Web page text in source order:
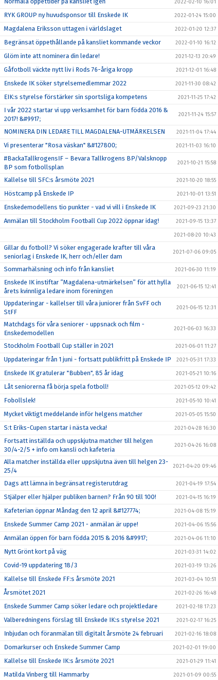
2022-02-10 16:01
RYK GROUP ny huvudsponsor till Enskede IK 2022-01-24 15:00
Magdalena Eriksson uttagen i världslaget 2022-01-20 12:37
Begränsat öppethållande på kansliet kommande veckor 2022-01-10 16:12
Glöm inte att nominera din ledare! 2021-12-13 20:49
Gåfotboll väckte nytt liv i Rods 76-åriga kropp 2021-12-01 16:48
Enskede IK söker styrelsemedlemmar 2022 2021-11-30 08:42
EIK:s styrelse förstärker sin sportsliga kompetens 2021-11-25 17:42
I vår 2022 startar vi upp verksamhet för barn födda 2016 &
2017! &#9917;
2021-11-24 15:57
NOMINERA DIN LEDARE TILL MAGDALENA-UTMÄRKELSEN 2021-11-04 17:44
Vi presenterar "Rosa väskan" &#127800; 2021-11-03 16:10
#BackaTallkrogensIF – Bevara Tallkrogens BP/Valsknopp
BP som fotbollsplan
2021-10-21 15:58
Kallelse till SFC:s årsmöte 2021 2021-10-20 18:55
Höstcamp på Enskede IP 2021-10-01 13:51
Enskedemodellens tio punkter - vad vi vill i Enskede IK 2021-09-23 21:30
Anmälan till Stockholm Football Cup 2022 öppnar idag! 2021-09-15 13:37
2021-08-20 10:43
Gillar du fotboll? Vi söker engagerade krafter till våra
seniorlag i Enskede IK, herr och/eller dam
2021-07-06 09:05
Sommarhälsning och info från kansliet 2021-06-30 11:19
Enskede IK instiftar ”Magdalena-utmärkelsen” för att hylla
årets kvinnliga ledare inom föreningen
2021-06-15 12:41
Uppdateringar - kallelser till våra juniorer från SvFF och
StFF
2021-06-15 12:31
Matchdags för våra seniorer - uppsnack och film -
Enskedemodellen
2021-06-03 16:33
Stockholm Football Cup ställer in 2021 2021-06-01 11:27
Uppdateringar från 1 juni - fortsatt publikfritt på Enskede IP 2021-05-31 17:33
Enskede IK gratulerar "Bubben", 85 år idag 2021-05-21 10:16
Låt seniorerna få börja spela fotboll! 2021-05-12 09:42
Fobollslek! 2021-05-10 10:41
Mycket viktigt meddelande inför helgens matcher 2021-05-05 15:50
S:t Eriks-Cupen startar i nästa vecka! 2021-04-28 16:30
Fortsatt inställda och uppskjutna matcher till helgen
30/4-2/5 + info om kansli och kafeteria
2021-04-26 16:08
Alla matcher inställda eller uppskjutna även till helgen 23-
25/4
2021-04-20 09:46
Dags att lämna in begränsat registerutdrag 2021-04-19 17:54
Stjälper eller hjälper publiken barnen? Från 90 till 100! 2021-04-15 16:19
Kafeterian öppnar Måndag den 12 april &#127774; 2021-04-08 15:19
Enskede Summer Camp 2021 - anmälan är uppe! 2021-04-06 15:56
Anmälan öppen för barn födda 2015 & 2016 &#9917; 2021-04-06 11:10
Nytt Grönt kort på väg 2021-03-31 14:02
Covid-19 uppdatering 18/3 2021-03-19 13:26
Kallelse till Enskede FF:s årsmöte 2021 2021-03-04 10:51
Årsmötet 2021 2021-02-26 16:48
Enskede Summer Camp söker ledare och projektledare 2021-02-18 17:23
Valberedningens förslag till Enskede IK:s styrelse 2021 2021-02-17 16:25
Inbjudan och föranmälan till digitalt årsmöte 24 februari 2021-02-16 18:08
Domarkurser och Enskede Summer Camp 2021-02-01 19:00
Kallelse till Enskede IK:s årsmöte 2021 2021-01-29 11:41
Matilda Vinberg till Hammarby 2021-01-09 00:55